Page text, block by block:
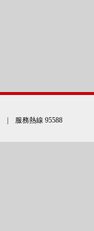
| 服務熱線 95588